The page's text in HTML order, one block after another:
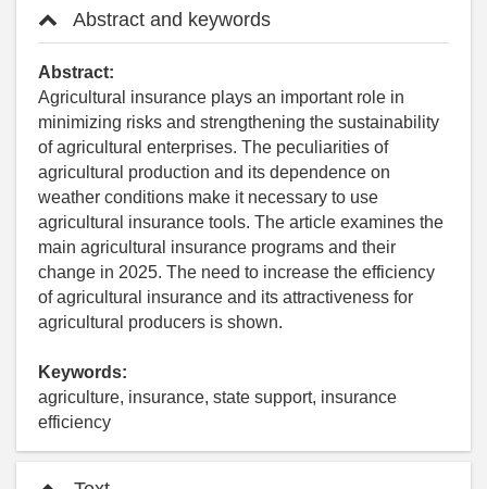
Abstract and keywords
Abstract:
Agricultural insurance plays an important role in
minimizing risks and strengthening the sustainability
of agricultural enterprises. The peculiarities of
agricultural production and its dependence on
weather conditions make it necessary to use
agricultural insurance tools. The article examines the
main agricultural insurance programs and their
change in 2025. The need to increase the efficiency
of agricultural insurance and its attractiveness for
agricultural producers is shown.
Keywords:
agriculture, insurance, state support, insurance
efficiency